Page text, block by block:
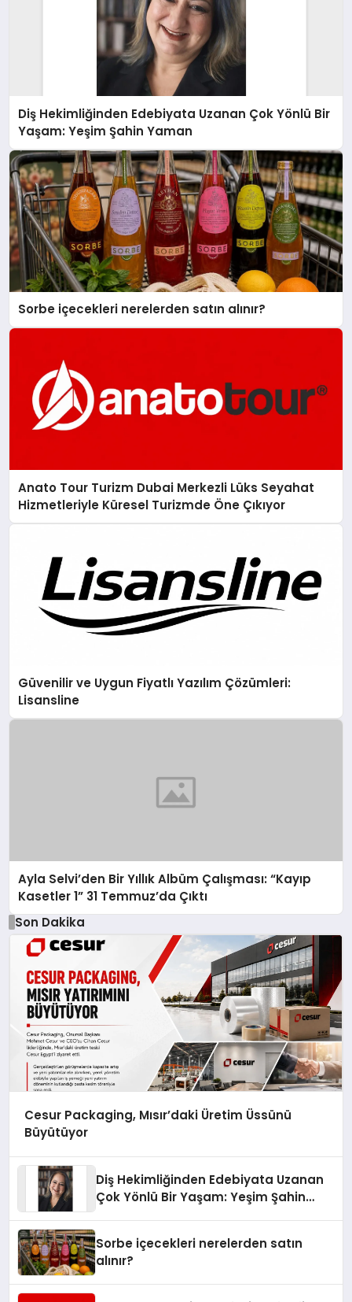
Diş Hekimliğinden Edebiyata Uzanan Çok Yönlü Bir
Yaşam: Yeşim Şahin Yaman
Sorbe içecekleri nerelerden satın alınır?
Anato Tour Turizm Dubai Merkezli Lüks Seyahat
Hizmetleriyle Küresel Turizmde Öne Çıkıyor
Güvenilir ve Uygun Fiyatlı Yazılım Çözümleri:
Lisansline
Ayla Selvi’den Bir Yıllık Albüm Çalışması: “Kayıp
Kasetler 1” 31 Temmuz’da Çıktı
Son Dakika
Cesur Packaging, Mısır’daki Üretim Üssünü
Büyütüyor
Diş Hekimliğinden Edebiyata Uzanan
Çok Yönlü Bir Yaşam: Yeşim Şahin
Sorbe içecekleri nerelerden satın
alınır?